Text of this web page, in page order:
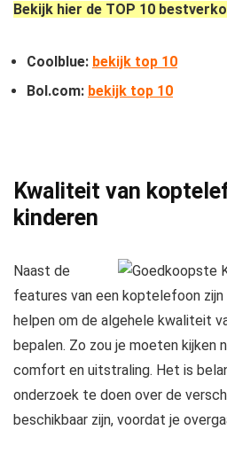
Bekijk hier de TOP 10
Coolblue: bekijk top 10
Bol.com: bekijk top 10
Kwaliteit van
kinderen
Naast de
features van een koptelefoon
helpen om de algehele kwaliteit
bepalen. Zo zou je moeten kijken
comfort en uitstraling. Het is
onderzoek te doen over de
beschikbaar zijn, voordat je